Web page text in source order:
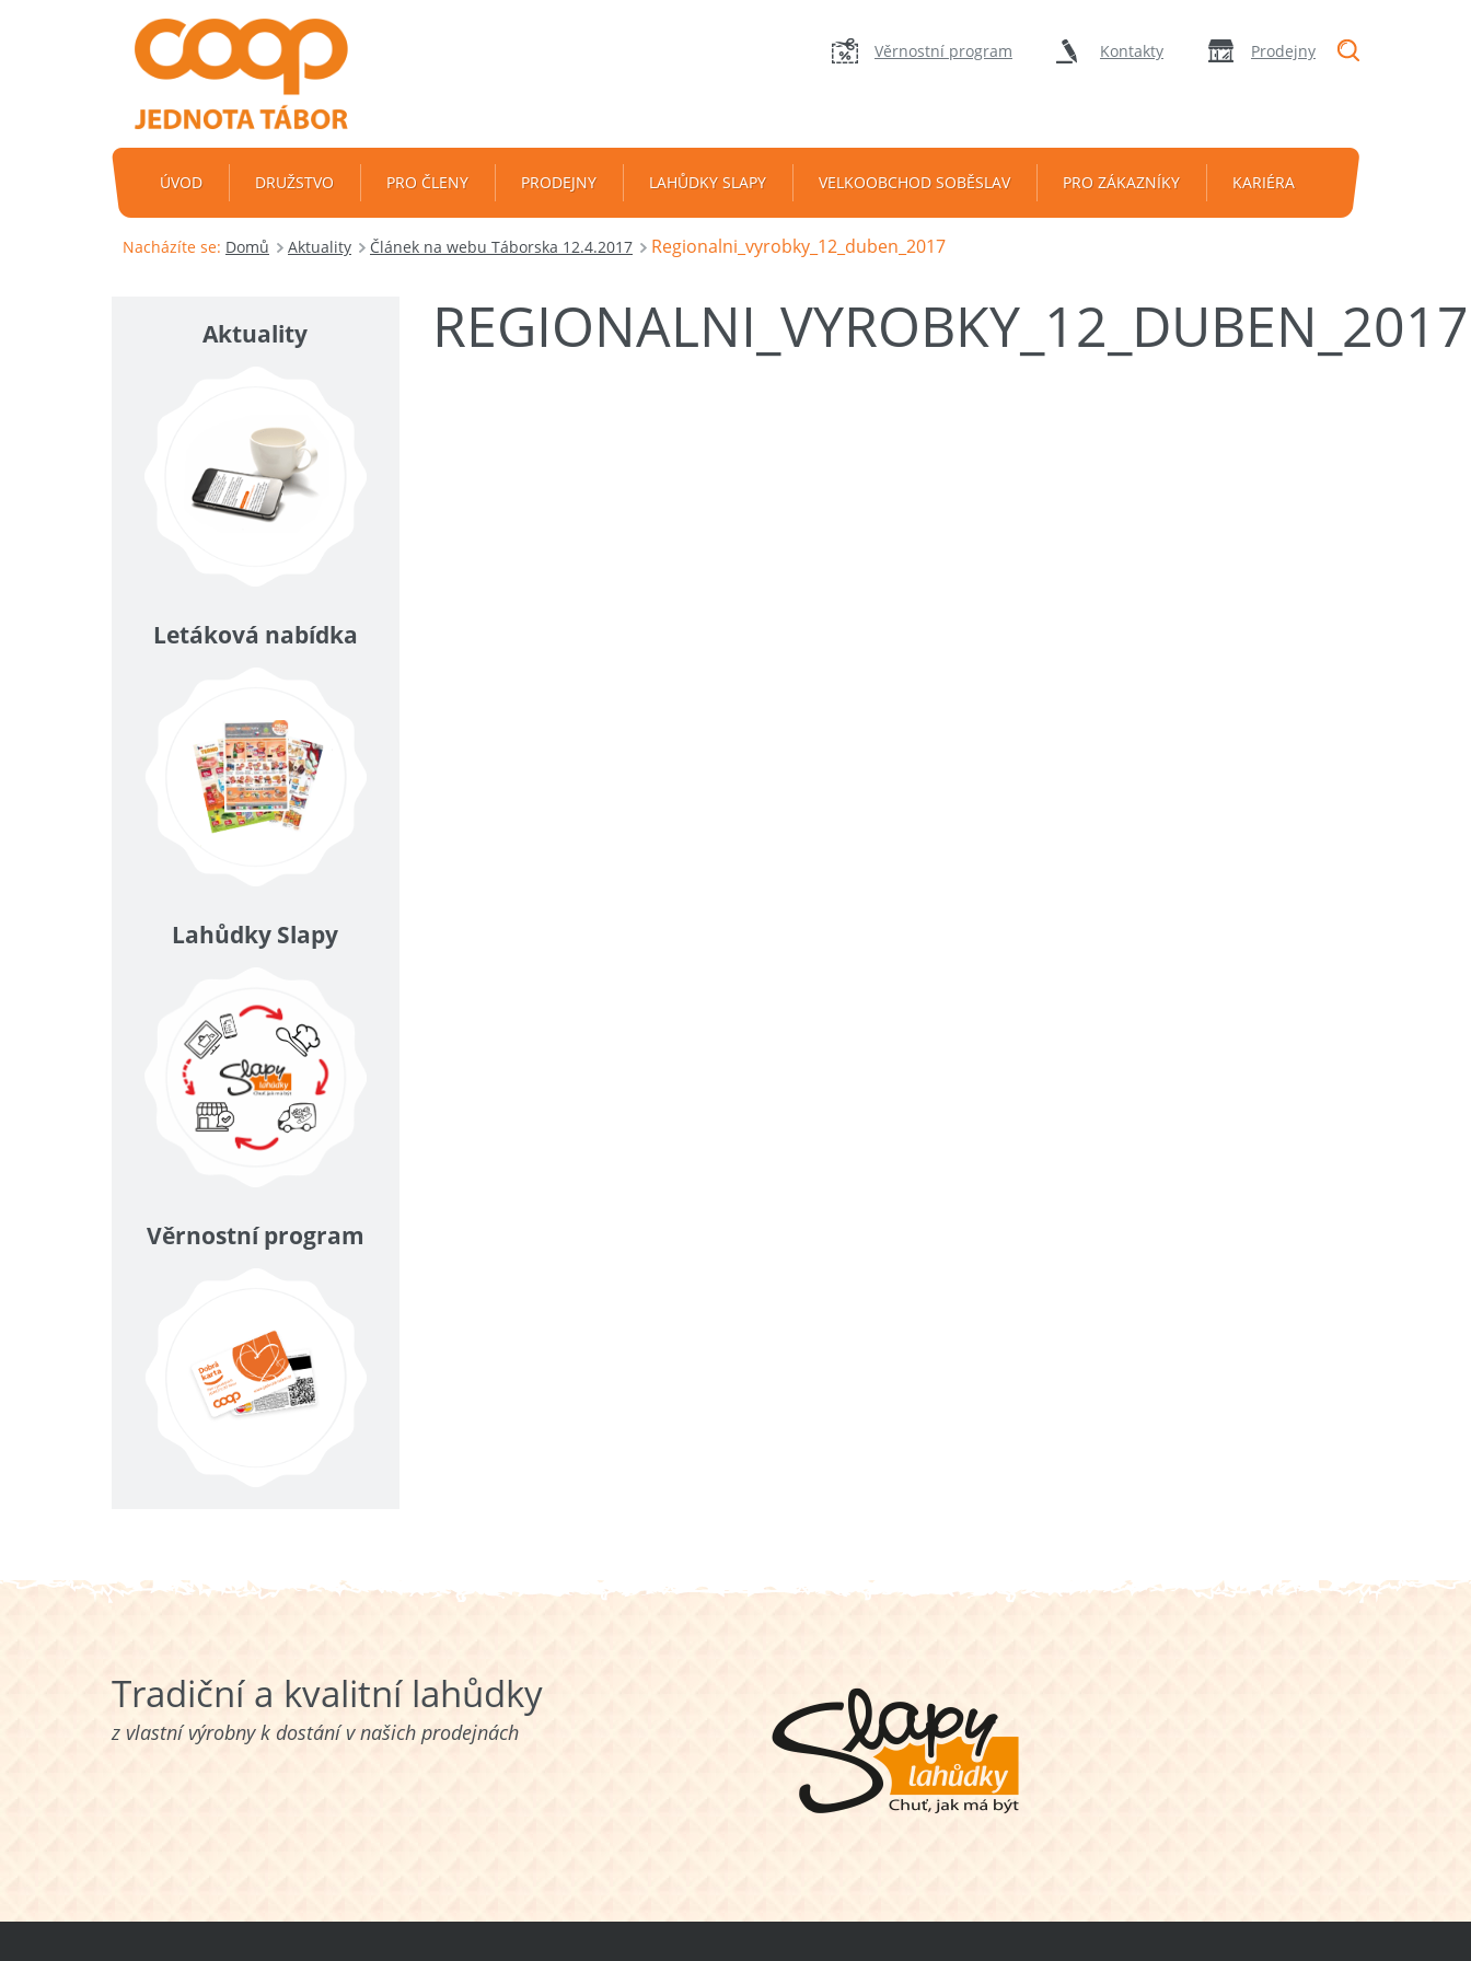
Věrnostní program Kontakty Prodejny
ÚVOD DRUŽSTVO PRO ČLENY PRODEJNY LAHŮDKY SLAPY VELKOOBCHOD SOBĚSLAV PRO ZÁKAZNÍKY KARIÉRA
Nacházíte se: Domů Aktuality Článek na webu Táborska 12.4.2017 Regionalni_vyrobky_12_duben_2017
REGIONALNI_VYROBKY_12_DUBEN_2017
Aktuality
Letáková nabídka
Lahůdky Slapy
Věrnostní program
Tradiční a kvalitní lahůdky
z vlastní výrobny k dostání v našich prodejnách